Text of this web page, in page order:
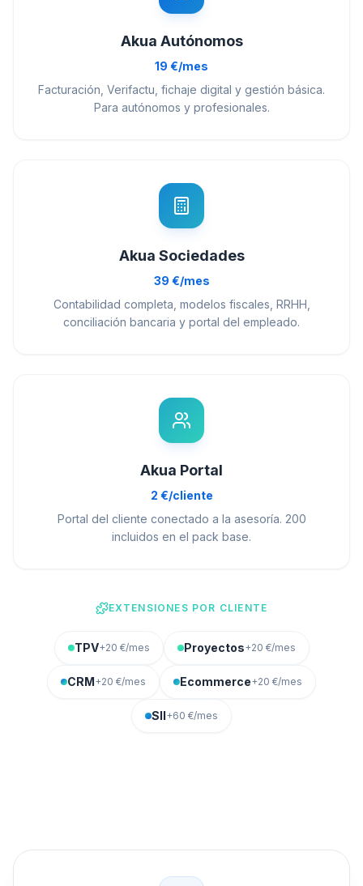
Akua Autónomos
19 €/mes
Facturación, Verifactu, fichaje digital y gestión básica.
Para autónomos y profesionales.
Akua Sociedades
39 €/mes
Contabilidad completa, modelos fiscales, RRHH,
conciliación bancaria y portal del empleado.
Akua Portal
2 €/cliente
Portal del cliente conectado a la asesoría. 200
incluidos en el pack base.
EXTENSIONES POR CLIENTE
TPV+20 €/mes Proyectos+20 €/mes
CRM+20 €/mes Ecommerce+20 €/mes
SII+60 €/mes